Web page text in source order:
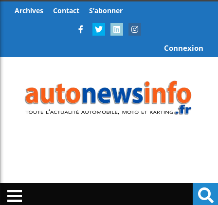
Archives Contact S’abonner
Connexion